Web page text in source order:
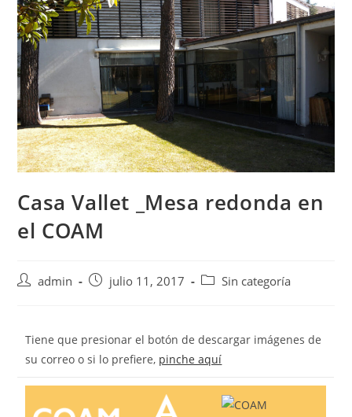
Casa Vallet _Mesa redonda en
el COAM
admin julio 11, 2017 Sin categoría
Tiene que presionar el botón de descargar imágenes de
su correo o si lo prefiere, pinche aquí